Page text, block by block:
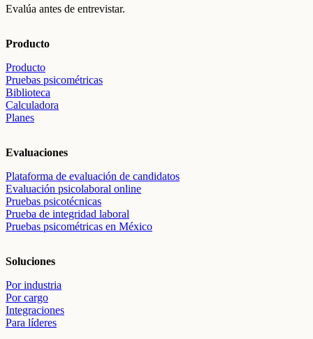
Evalúa antes de entrevistar.
Producto
Producto
Pruebas psicométricas
Biblioteca
Calculadora
Planes
Evaluaciones
Plataforma de evaluación de candidatos
Evaluación psicolaboral online
Pruebas psicotécnicas
Prueba de integridad laboral
Pruebas psicométricas en México
Soluciones
Por industria
Por cargo
Integraciones
Para líderes